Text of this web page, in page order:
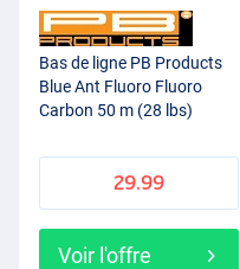
Bas de ligne PB Products
Blue Ant Fluoro Fluoro
Carbon 50 m (28 lbs)
29.99
Voir l'offre